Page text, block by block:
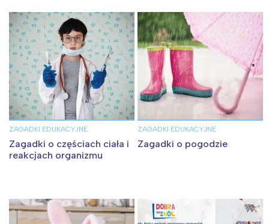
ZAGADKI EDUKACYJNE
Zagadki o częściach ciała i
reakcjach organizmu
ZAGADKI EDUKACYJNE
Zagadki o pogodzie